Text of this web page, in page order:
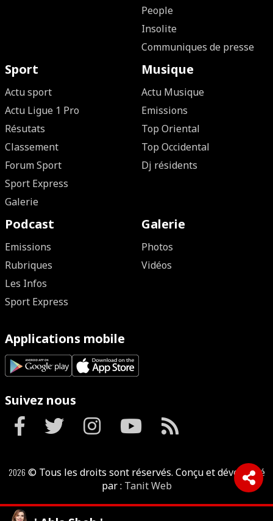
People
Insolite
Communiques de presse
Sport
Actu sport
Actu Ligue 1 Pro
Résutats
Classement
Forum Sport
Sport Express
Galerie
Musique
Actu Musique
Emissions
Top Oriental
Top Occidental
Dj résidents
Podcast
Emissions
Rubriques
Les Infos
Sport Express
Galerie
Photos
Vidéos
Applications mobile
Suivez nous
2026 © Tous les droits sont réservés. Conçu et développé
par : Tanit Web